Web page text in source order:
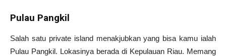
Pulau Pangkil
Salah satu private island menakjubkan yang bisa kamu ialah
Pulau Pangkil. Lokasinya berada di Kepulauan Riau. Memang